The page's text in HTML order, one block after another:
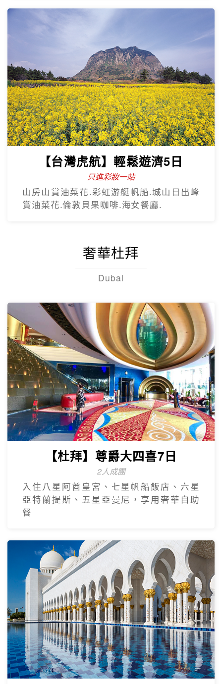
【台灣虎航】輕鬆遊濟5日
只進彩妝一站
山房山賞油菜花.彩虹游艇帆船.城山日出峰
賞油菜花.倫敦貝果咖啡.海女餐廳.
奢華杜拜
Dubai
【杜拜】尊爵大四喜7日
2人成團
入住八星阿酋皇宮、七星帆船飯店、六星
亞特蘭提斯、五星亞曼尼，享用奢華自助
餐